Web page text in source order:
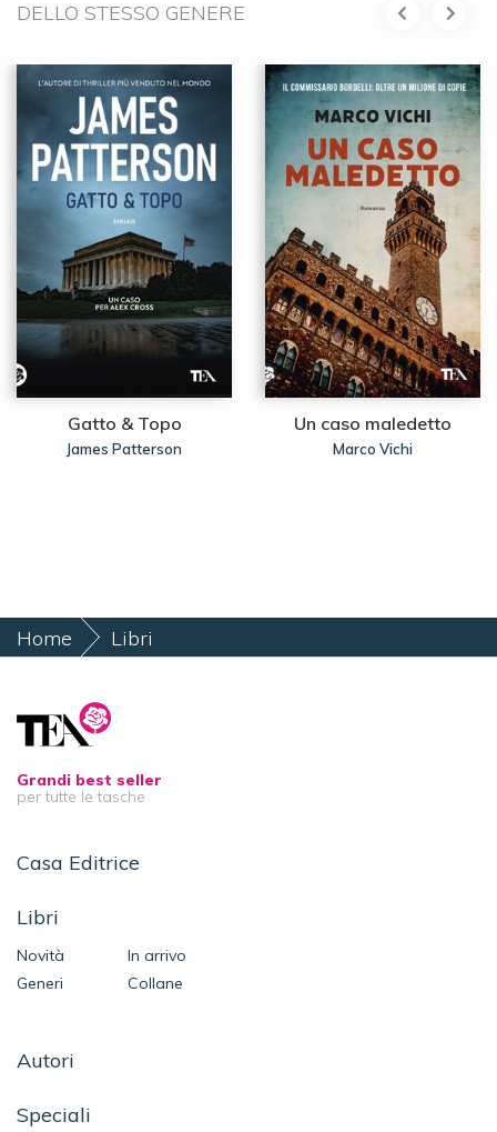
DELLO STESSO GENERE
Gatto & Topo
James Patterson
Un caso maledetto
Marco Vichi
Home
Libri
Grandi best seller
per tutte le tasche
Casa Editrice
Libri
Novità
In arrivo
Generi
Collane
Autori
Speciali